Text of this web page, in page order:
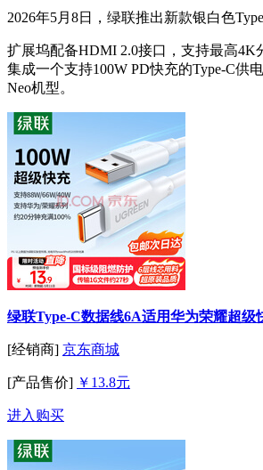
2026年5月8日，绿联推出新款银白色
扩展坞配备HDMI 2.0接口，支持最高4K
集成一个支持100W PD快充的Type-C
Neo机型。
绿联Type-C数据线6A适用华为荣耀超级
[经销商] 京东商城
[产品售价] ￥13.8元
进入购买